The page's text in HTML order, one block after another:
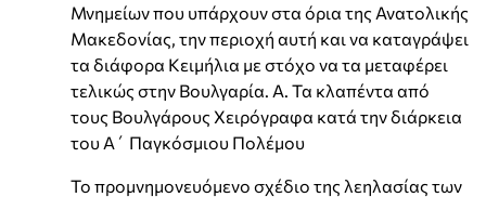
Μνημείων που υπάρχουν στα όρια της Ανατολικής
Μακεδονίας, την περιοχή αυτή και να καταγράψει
τα διάφορα Κειμήλια με στόχο να τα μεταφέρει
τελικώς στην Βουλγαρία. Α. Τα κλαπέντα από
τους Βουλγάρους Χειρόγραφα κατά την διάρκεια
του Α΄ Παγκόσμιου Πολέμου
Το προμνημονευόμενο σχέδιο της λεηλασίας των